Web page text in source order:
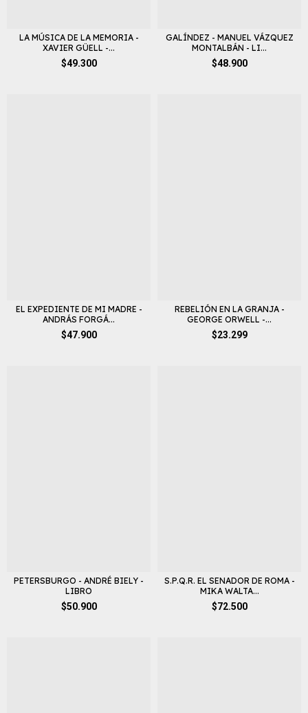
LA MÚSICA DE LA MEMORIA -
XAVIER GÜELL -...
$49.300
GALÍNDEZ - MANUEL VÁZQUEZ
MONTALBÁN - LI...
$48.900
EL EXPEDIENTE DE MI MADRE -
ANDRÁS FORGÁ...
$47.900
REBELIÓN EN LA GRANJA -
GEORGE ORWELL -...
$23.299
PETERSBURGO - ANDRÉ BIELY -
LIBRO
$50.900
S.P.Q.R. EL SENADOR DE ROMA -
MIKA WALTA...
$72.500